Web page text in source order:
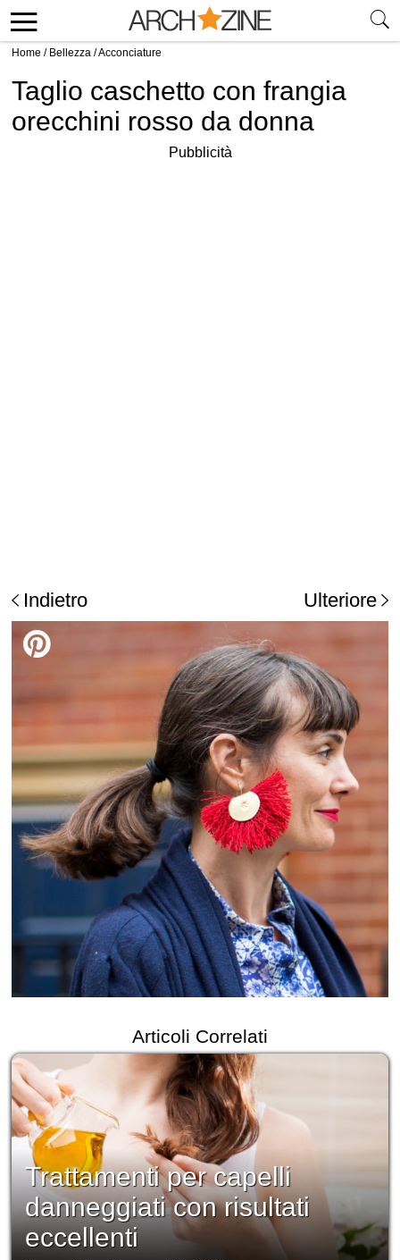
Home / Bellezza /Acconciature
Taglio caschetto con frangia
orecchini rosso da donna
Pubblicità
Indietro Ulteriore
Articoli Correlati
Trattamenti per capelli
danneggiati con risultati
eccellenti